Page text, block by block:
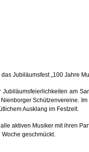
Jubiläumsfest „100 Jahre
am
Schützenvereine.
Ausklang im Festzelt.
aktiven Musiker mit ihren
geschmückt.